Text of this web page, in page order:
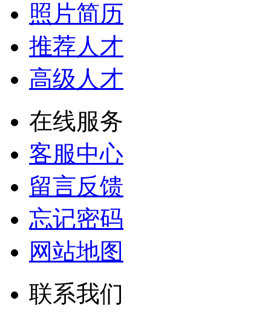
照片简历
推荐人才
高级人才
在线服务
客服中心
留言反馈
忘记密码
网站地图
联系我们